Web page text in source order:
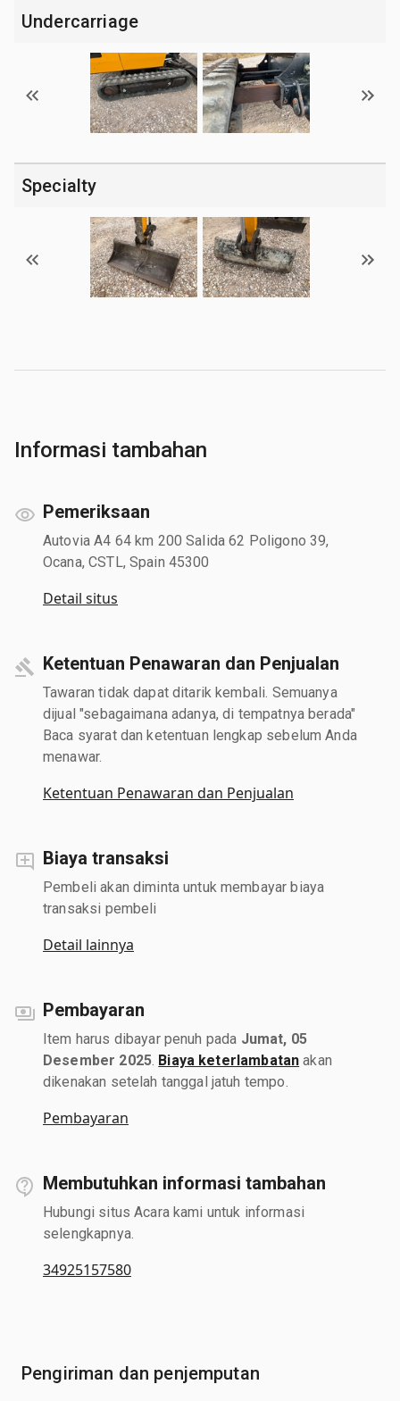
Undercarriage
Specialty
Informasi tambahan
Pemeriksaan
Autovia A4 64 km 200 Salida 62 Poligono 39,
Ocana, CSTL, Spain 45300
Detail situs
Ketentuan Penawaran dan Penjualan
Tawaran tidak dapat ditarik kembali. Semuanya
dijual "sebagaimana adanya, di tempatnya berada"
Baca syarat dan ketentuan lengkap sebelum Anda
menawar.
Ketentuan Penawaran dan Penjualan
Biaya transaksi
Pembeli akan diminta untuk membayar biaya
transaksi pembeli
Detail lainnya
Pembayaran
Item harus dibayar penuh pada Jumat, 05
Desember 2025. Biaya keterlambatan akan
dikenakan setelah tanggal jatuh tempo.
Pembayaran
Membutuhkan informasi tambahan
Hubungi situs Acara kami untuk informasi
selengkapnya.
34925157580
Pengiriman dan penjemputan